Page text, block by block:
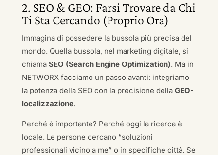
2. SEO & GEO: Farsi Trovare da Chi
Ti Sta Cercando (Proprio Ora)
Immagina di possedere la bussola più precisa del
mondo. Quella bussola, nel marketing digitale, si
chiama SEO (Search Engine Optimization). Ma in
NETWORX facciamo un passo avanti: integriamo
la potenza della SEO con la precisione della GEO-
localizzazione.
Perché è importante? Perché oggi la ricerca è
locale. Le persone cercano “soluzioni
professionali vicino a me” o in specifiche città. Se